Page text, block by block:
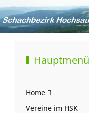
Hauptmenü
Home
Vereine im HSK